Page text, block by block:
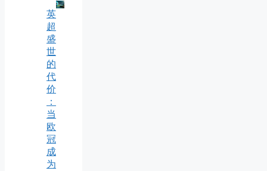
英
超
盛
世
的
代
价
：
当
欧
冠
成
为